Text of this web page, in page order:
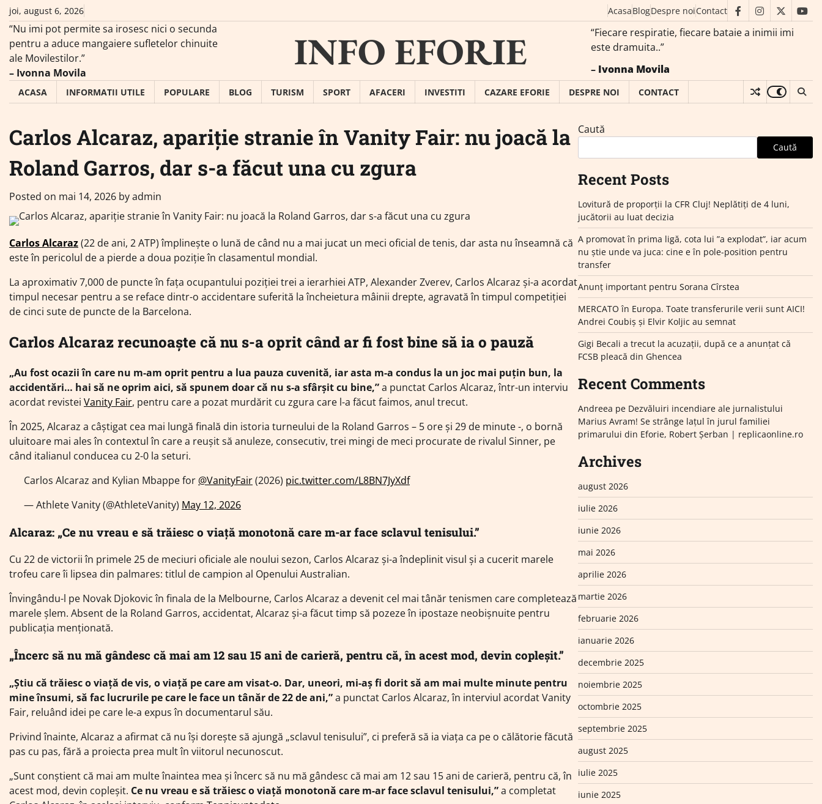
Skip
content
joi, august 6, 2026 AcasaBlogDespre noiContact facebookinstagram
twitter
“Nu imi pot permite sa irosesc nici o secunda
pentru a aduce mangaiere sufletelor chinuite
ale Movilestilor.”
– Ivonna Movila
INFO EFORIE
“Fiecare respiratie, fiecare bataie a inimii imi
este dramuita..”
– Ivonna Movila
ACASA INFORMATII UTILE POPULARE BLOG TURISM SPORT AFACERI INVESTITI CAZARE EFORIE DESPRE NOI CONTACT
Carlos Alcaraz, apariție stranie în Vanity Fair: nu joacă la
Roland Garros, dar s-a făcut una cu zgura
Posted on mai 14, 2026 byadmin
Carlos Alcaraz(22 de ani, 2 ATP) împlinește o lună de când nu a mai jucat un meci oficial de tenis, dar asta nu înseamnă că
este în pericolul de a pierde a doua poziție în clasamentul mondial.
La aproximativ 7,000 de puncte în fața ocupantului poziției trei a ierarhiei ATP, Alexander Zverev, Carlos Alcaraz și-a acordat
timpul necesar pentru a se reface dintr-o accidentare suferită la încheietura mâinii drepte, agravată în timpul competiției
de cinci sute de puncte de la Barcelona.
Carlos Alcaraz recunoaște că nu s-a oprit când ar fi fost bine să ia o pauză
„Au fost ocazii în care nu m-am oprit pentru a lua pauza cuvenită, iar asta m-a condus la un joc mai puțin bun, la
accidentări… hai să ne oprim aici, să spunem doar că nu s-a sfârșit cu bine,”a punctat Carlos Alcaraz, într-un interviu
acordat revistei Vanity Fair, pentru care a pozat murdărit cu zgura care l-a făcut faimos, anul trecut.
În 2025, Alcaraz a câștigat cea mai lungă finală din istoria turneului de la Roland Garros – 5 ore și 29 de minute -, o bornă
uluitoare mai ales în contextul în care a reușit să anuleze, consecutiv, trei mingi de meci procurate de rivalul Sinner, pe
când italianul conducea cu 2-0 la seturi.
Carlos Alcaraz and Kylian Mbappe for @VanityFair(2026) pic.twitter.com/L8BN7JyXdf
— Athlete Vanity (@AthleteVanity) May 12, 2026
Alcaraz: „Ce nu vreau e să trăiesc o viață monotonă care m-ar face sclavul tenisului.”
Cu 22 de victorii în primele 25 de meciuri oficiale ale noului sezon, Carlos Alcaraz și-a îndeplinit visul și a cucerit marele
trofeu care îi lipsea din palmares: titlul de campion al Openului Australian.
Învingându-l pe Novak Djokovic în finala de la Melbourne, Carlos Alcaraz a devenit cel mai tânăr tenismen care completează
marele șlem. Absent de la Roland Garros, accidentat, Alcaraz și-a făcut timp să pozeze în ipostaze neobișnuite pentru
publicația menționată.
„Încerc să nu mă gândesc că mai am 12 sau 15 ani de carieră, pentru că, în acest mod, devin copleșit.”
„Știu că trăiesc o viață de vis, o viață pe care am visat-o. Dar, uneori, mi-aș fi dorit să am mai multe minute pentru
mine însumi, să fac lucrurile pe care le face un tânăr de 22 de ani,”a punctat Carlos Alcaraz, în interviul acordat Vanity
Fair, reluând idei pe care le-a expus în documentarul său.
Privind înainte, Alcaraz a afirmat că nu își dorește să ajungă „sclavul tenisului”, ci preferă să ia viața ca pe o călătorie făcută
pas cu pas, fără a proiecta prea mult în viitorul necunoscut.
„Sunt conștient că mai am multe înaintea mea și încerc să nu mă gândesc că mai am 12 sau 15 ani de carieră, pentru că, în
acest mod, devin copleșit. Ce nu vreau e să trăiesc o viață monotonă care m-ar face sclavul tenisului,”a completat
Caută
Caută
Recent Posts
Lovitură de proporții la CFR Cluj! Neplătiți de 4 luni,
jucătorii au luat decizia
A promovat în prima ligă, cota lui ”a explodat”, iar acum
nu știe unde va juca: cine e în pole-position pentru
transfer
Anunț important pentru Sorana Cîrstea
MERCATO în Europa. Toate transferurile verii sunt AICI!
Andrei Coubiș și Elvir Koljic au semnat
Gigi Becali a trecut la acuzații, după ce a anunțat că
FCSB pleacă din Ghencea
Recent Comments
Andreea pe Dezvăluiri incendiare ale jurnalistului
Marius Avram! Se strânge lațul în jurul familiei
primarului din Eforie, Robert Șerban | replicaonline.ro
Archives
august 2026
iulie 2026
iunie 2026
mai 2026
aprilie 2026
martie 2026
februarie 2026
ianuarie 2026
decembrie 2025
noiembrie 2025
octombrie 2025
septembrie 2025
august 2025
iulie 2025
iunie 2025